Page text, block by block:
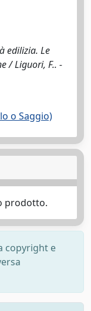
edilizia. Le
/ Liguori, F.. -
o Saggio)
prodotto.
copyright e